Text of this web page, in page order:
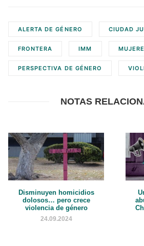
ALERTA DE GÉNERO CIUDAD
FRONTERA IMM
PERSPECTIVA DE GÉNERO
NOTAS
Disminuyen homicidios
dolosos… pero crece
violencia de género
24.09.2024